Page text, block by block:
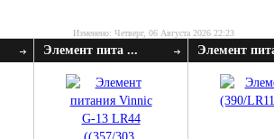
Изменено: Четверг, 06 Августа 2026 22:23
Элемент пита ... Элемент